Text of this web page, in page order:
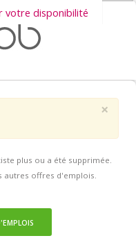
votre disponibilité
×
plus ou a été supprimée.
autres offres d'emplois.